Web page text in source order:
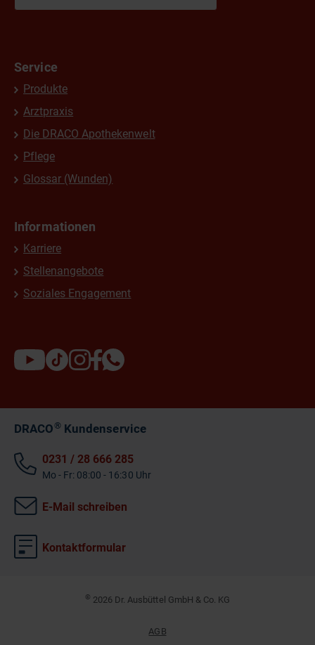
Service
Produkte
Arztpraxis
Die DRACO Apothekenwelt
Pflege
Glossar (Wunden)
Informationen
Karriere
Stellenangebote
Soziales Engagement
DRACO®Kundenservice
0231 / 28 666 285
Mo - Fr: 08:00 - 16:30 Uhr
E-Mail schreiben
Kontaktformular
© 2026 Dr. Ausbüttel GmbH & Co. KG
AGB